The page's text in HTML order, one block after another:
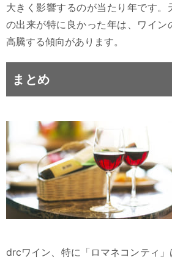
大きく影響するのが当たり年です。
の出来が特に良かった年は、ワイン
高騰する傾向があります。
まとめ
drcワイン、特に「ロマネコンティ